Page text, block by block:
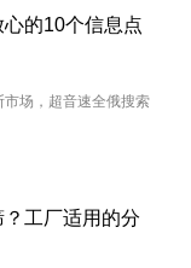
的10个信息点
场，超音速全俄搜索
工厂适用的分